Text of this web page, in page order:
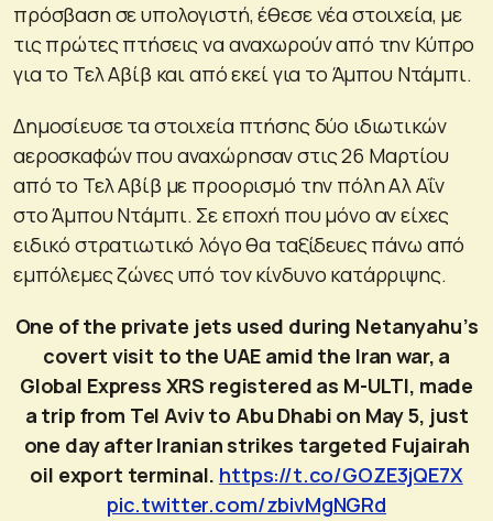
πρόσβαση σε υπολογιστή, έθεσε νέα στοιχεία, με
τις πρώτες πτήσεις να αναχωρούν από την Κύπρο
για το Τελ Αβίβ και από εκεί για το Άμπου Ντάμπι.
Δημοσίευσε τα στοιχεία πτήσης δύο ιδιωτικών
αεροσκαφών που αναχώρησαν στις 26 Μαρτίου
από το Τελ Αβίβ με προορισμό την πόλη Αλ Αΐν
στο Άμπου Ντάμπι. Σε εποχή που μόνο αν είχες
ειδικό στρατιωτικό λόγο θα ταξίδευες πάνω από
εμπόλεμες ζώνες υπό τον κίνδυνο κατάρριψης.
One of the private jets used during Netanyahu’s
covert visit to the UAE amid the Iran war, a
Global Express XRS registered as M-ULTI, made
a trip from Tel Aviv to Abu Dhabi on May 5, just
one day after Iranian strikes targeted Fujairah
oil export terminal. https://t.co/GOZE3jQE7X
pic.twitter.com/zbivMgNGRd